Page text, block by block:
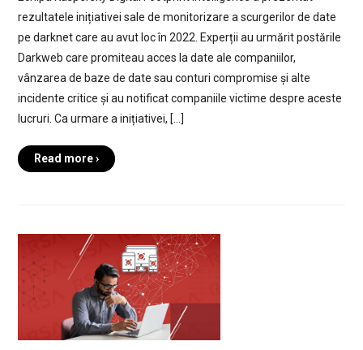
rezultatele inițiativei sale de monitorizare a scurgerilor de date
pe darknet care au avut loc în 2022. Experții au urmărit postările
Darkweb care promiteau acces la date ale companiilor,
vânzarea de baze de date sau conturi compromise și alte
incidente critice și au notificat companiile victime despre aceste
lucruri. Ca urmare a inițiativei, […]
Read more ›